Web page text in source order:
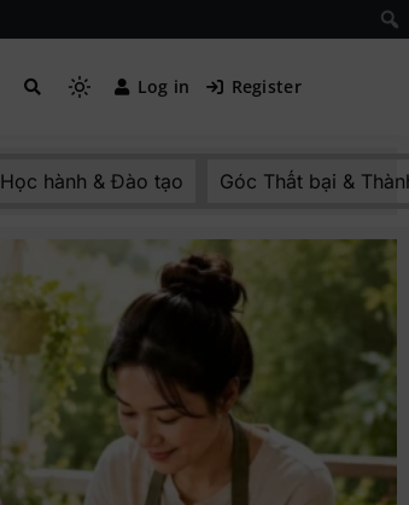
Log in Register
Học hành & Đào tạo Góc Thất bại &